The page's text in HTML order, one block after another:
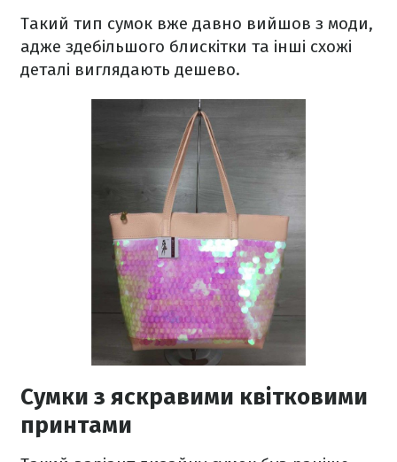
Такий тип сумок вже давно вийшов з моди,
адже здебільшого блискітки та інші схожі
деталі виглядають дешево.
Сумки з яскравими квітковими
принтами